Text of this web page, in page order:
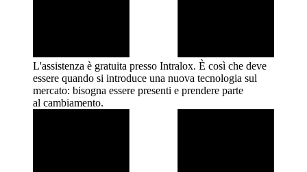
L'assistenza è gratuita presso Intralox. È così che deve
essere quando si introduce una nuova tecnologia sul
mercato: bisogna essere presenti e prendere parte
al cambiamento.